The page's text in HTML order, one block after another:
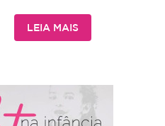
LEIA MAIS